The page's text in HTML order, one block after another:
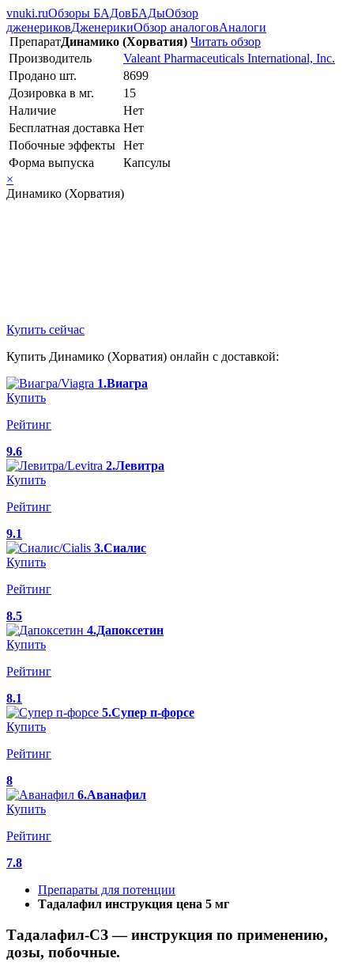
vnuki.ruОбзоры БАДовБАДыОбзор
дженериковДженерикиОбзор аналоговАналоги
ПрепаратДинамико (Хорватия) Читать обзор
Производитель
Valeant Pharmaceuticals International, Inc.
Продано шт.
8699
Дозировка в мг.
15
Наличие
Нет
Бесплатная доставка Нет
Побочные эффекты Нет
Форма выпуска
Капсулы
×
Динамико (Хорватия)
Купить сейчас
Купить Динамико (Хорватия) онлайн с доставкой:
1.Виагра
Купить
Рейтинг
9.6
2.Левитра
Купить
Рейтинг
9.1
3.Сиалис
Купить
Рейтинг
8.5
4.Дапоксетин
Купить
Рейтинг
8.1
5.Супер п-форсе
Купить
Рейтинг
8
6.Аванафил
Купить
Рейтинг
7.8
Препараты для потенции
Тадалафил инструкция цена 5 мг
Тадалафил-СЗ — инструкция по применению,
дозы, побочные.